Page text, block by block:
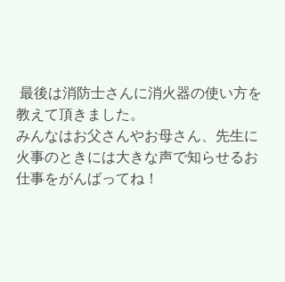
教えて頂きました。
みんなはお父さんやお母さん、先生に
火事のときには大きな声で知らせるお
仕事をがんばってね！